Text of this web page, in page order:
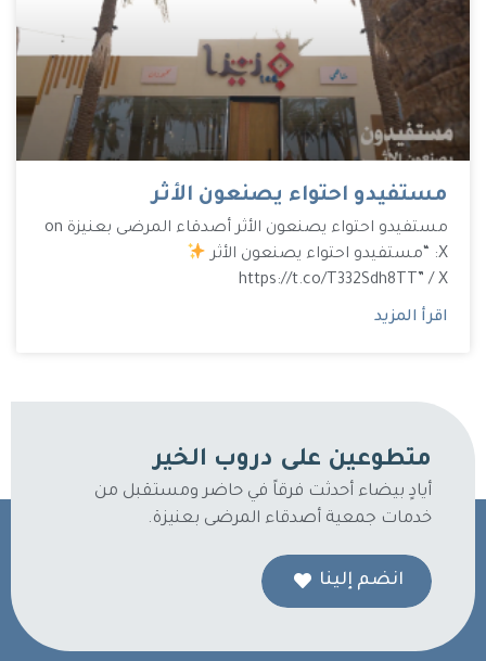
مستفيدو احتواء يصنعون الأثر
مستفيدو احتواء يصنعون الأثر أصدقاء المرضى بعنيزة on
X: “مستفيدو احتواء يصنعون الأثر
https://t.co/T332Sdh8TT” / X
اقرأ المزيد
انضم إلينا
متطوعين على دروب الخير
أيادٍ بيضاء أحدثت فرقاً في حاضر ومستقبل من
خدمات جمعية أصدقاء المرضى بعنيزة.